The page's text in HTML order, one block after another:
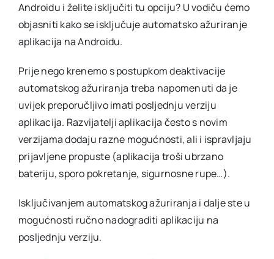
Androidu i želite isključiti tu opciju? U vodiču ćemo
objasniti kako se isključuje automatsko ažuriranje
aplikacija na Androidu.
Prije nego krenemo s postupkom deaktivacije
automatskog ažuriranja treba napomenuti da je
uvijek preporučljivo imati posljednju verziju
aplikacija. Razvijatelji aplikacija često s novim
verzijama dodaju razne mogućnosti, ali i ispravljaju
prijavljene propuste (aplikacija troši ubrzano
bateriju, sporo pokretanje, sigurnosne rupe…).
Isključivanjem automatskog ažuriranja i dalje ste u
mogućnosti ručno nadograditi aplikaciju na
posljednju verziju.